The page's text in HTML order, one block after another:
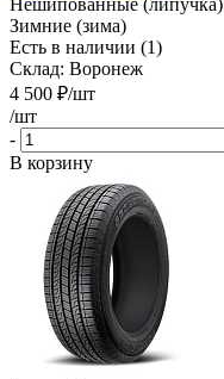
Зимние (зима)
Есть в наличии (1)
Склад: Воронеж
4 500 ₽/шт
/шт
-
В корзину